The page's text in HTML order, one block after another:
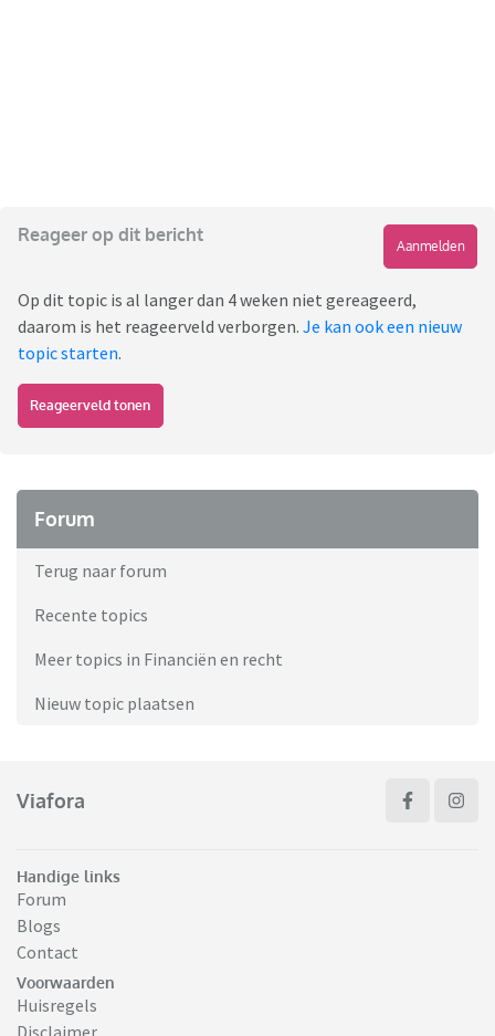
Reageer op dit bericht
Aanmelden
Op dit topic is al langer dan 4 weken niet gereageerd,
daarom is het reageerveld verborgen. Je kan ook een nieuw
topic starten.
Reageerveld tonen
Forum
Terug naar forum
Recente topics
Meer topics in Financiën en recht
Nieuw topic plaatsen
Viafora
Handige links
Forum
Blogs
Contact
Voorwaarden
Huisregels